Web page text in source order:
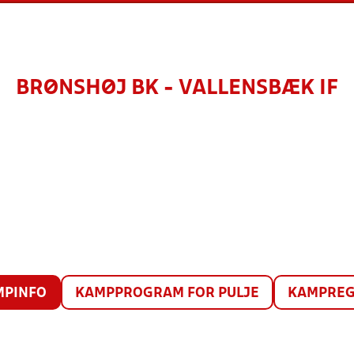
BRØNSHØJ BK - VALLENSBÆK IF
KAMPPROGRAM FOR PULJE